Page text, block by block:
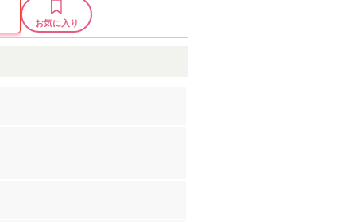
お気に入り